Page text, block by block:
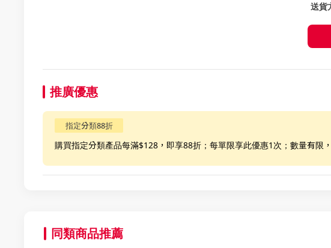
送貨
推廣優惠
指定分類88折
購買指定分類產品每滿$128，即享88折；每單限享此優惠1次；數量有限
同類商品推薦